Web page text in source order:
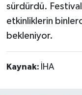
sürdürdü.
etkinliklerin
bekleniyor.
Kaynak: İHA